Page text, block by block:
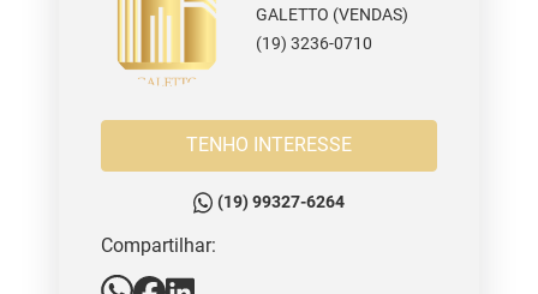
GALETTO (VENDAS)
(19) 3236-0710
TENHO INTERESSE
(19) 99327-6264
Compartilhar: